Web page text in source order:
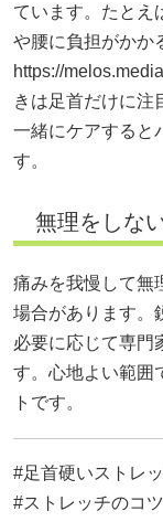
ています。たとえ
や腰に負担がかか
https://
きは足首だけに注
一緒にケアすると
す。
無理をしな
痛みを我慢して無
場合があります。
必要に応じて専門
す。心地よい範囲
トです。
#足首硬いストレ
#ストレッチのコツ